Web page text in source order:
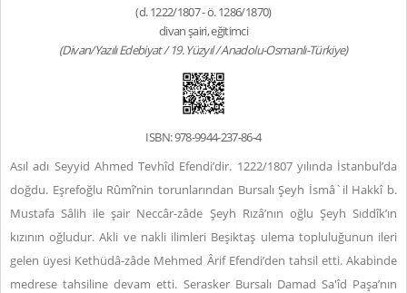
(d. 1222/1807 - ö. 1286/1870)
divan şairi, eğitimci
(Divan/Yazılı Edebiyat / 19. Yüzyıl / Anadolu-Osmanlı-Türkiye)
ISBN: 978-9944-237-86-4
Asıl adı Seyyid Ahmed Tevhîd Efendi’dir. 1222/1807 yılında İstanbul’da
doğdu. Eşrefoğlu Rûmî’nin torunlarından Bursalı Şeyh İsmâ`il Hakkî b.
Mustafa Sâlih ile şair Neccâr-zâde Şeyh Rızâ’nın oğlu Şeyh Sıddîk’ın
kızının oğludur. Akli ve nakli ilimleri Beşiktaş ulema topluluğunun ileri
gelen üyesi Kethüdâ-zâde Mehmed Ârif Efendi’den tahsil etti. Akabinde
medrese tahsiline devam etti. Serasker Bursalı Damad Sa'îd Paşa’nın